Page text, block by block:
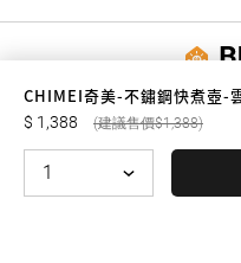
CHIMEI奇美-不鏽鋼快煮壺-
1,388 1,388
© BERNARD